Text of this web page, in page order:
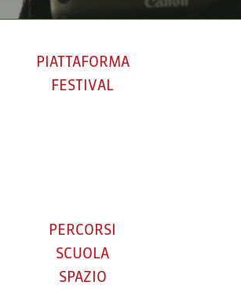
PIATTAFORMA
FESTIVAL
PERCORSI
SCUOLA
SPAZIO